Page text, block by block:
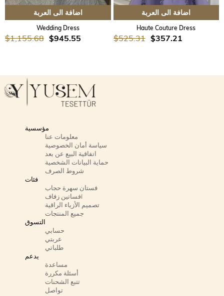
اضافة الى العربة
Wedding Dress
$945.55
$1,155.68
اضافة الى العربة
Haute Couture Dress
$357.21
$525.31
مؤسسية
معلومات عنا
سياسة أمان الخصوصية
اتفاقية البيع عن بعد
حماية البيانات الشخصية
شروط الصرف
فئات
فستان سهرة حجاب
فساتين زفافi
تصميم الأزياء الراقية
جميع المنتجات
التسوق
حسابي
عربتي
طلباتي
يدعم
مساعدة
أسئلة مكررة
تتبع الشحنات
تواصل